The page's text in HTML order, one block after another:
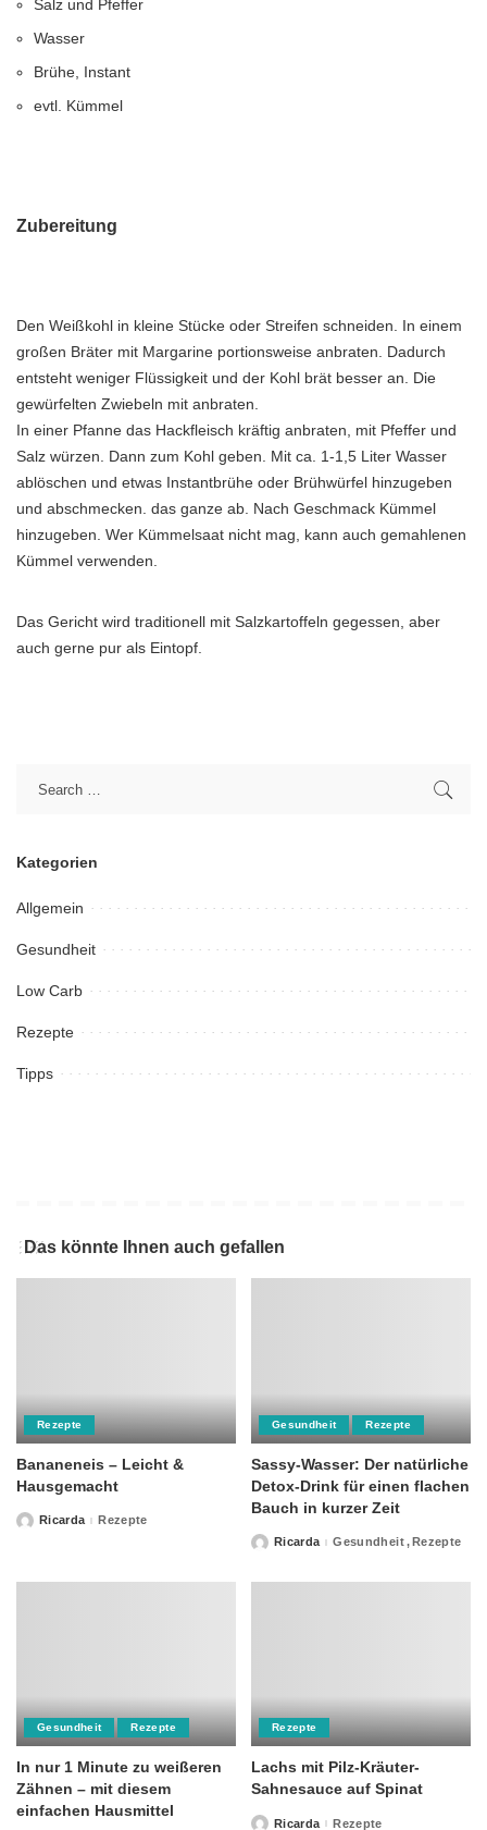
Salz und Pfeffer
Wasser
Brühe, Instant
evtl. Kümmel
Zubereitung
Den Weißkohl in kleine Stücke oder Streifen schneiden. In einem
großen Bräter mit Margarine portionsweise anbraten. Dadurch
entsteht weniger Flüssigkeit und der Kohl brät besser an. Die
gewürfelten Zwiebeln mit anbraten.
In einer Pfanne das Hackfleisch kräftig anbraten, mit Pfeffer und
Salz würzen. Dann zum Kohl geben. Mit ca. 1-1,5 Liter Wasser
ablöschen und etwas Instantbrühe oder Brühwürfel hinzugeben
und abschmecken. das ganze ab. Nach Geschmack Kümmel
hinzugeben. Wer Kümmelsaat nicht mag, kann auch gemahlenen
Kümmel verwenden.
Das Gericht wird traditionell mit Salzkartoffeln gegessen, aber
auch gerne pur als Eintopf.
Kategorien
Allgemein
Gesundheit
Low Carb
Rezepte
Tipps
Das könnte Ihnen auch gefallen
Rezepte
Bananeneis – Leicht &
Hausgemacht
PostedRicarda Rezepte
Gesundheit Rezepte
Sassy-Wasser: Der natürliche
Detox-Drink für einen flachen
Bauch in kurzer Zeit
PostedRicarda Gesundheit Rezepte
Gesundheit Rezepte
In nur 1 Minute zu weißeren
Zähnen – mit diesem
einfachen Hausmittel
Rezepte
Lachs mit Pilz-Kräuter-
Sahnesauce auf Spinat
PostedRicarda Rezepte